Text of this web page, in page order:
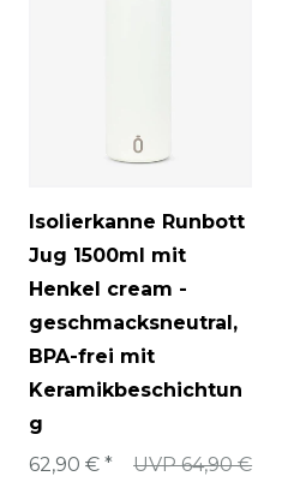
Isolierkanne Runbott
Jug 1500ml mit
Henkel cream -
geschmacksneutral,
BPA-frei mit
Keramikbeschichtun
g
UVP 64,90 €
62,90 € *